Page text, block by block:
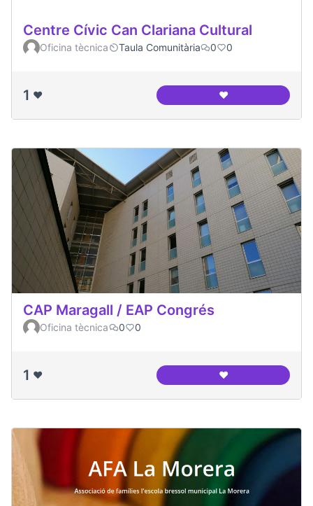
Centre Cívic Can Clariana Cultural
Oficina tècnica Taula Comunitària 0 0
1 ❤️ ❤️Centre Cívic Can
CAP Maragall / EAP Congrés
Oficina tècnica 0 0
1 ❤️ ❤️CAP Maragall /